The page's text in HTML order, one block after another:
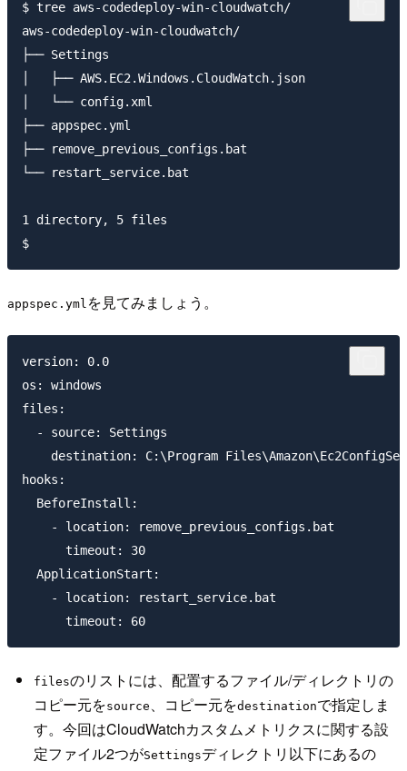
$ tree aws-codedeploy-win-cloudwatch/
aws-codedeploy-win-cloudwatch/
├── Settings
│   ├── AWS.EC2.Windows.CloudWatch.json
│   └── config.xml
├── appspec.yml
├── remove_previous_configs.bat
└── restart_service.bat
1 directory, 5 files
appspec.yml を見てみましょう。
version: 0.0
os: windows
files:
  - source: Settings
destination: C:\Program
hooks:
  BeforeInstall:
    - location: remove_previous_configs.bat
      timeout: 30
  ApplicationStart:
    - location: restart_service.bat
filesのリストには、配置するファイル/ディレクトリの
コピー元をsource 、コピー元をdestinationで指定しま
す。今回はCloudWatchカスタムメトリクスに関する設
定ファイル2つがSettingsディレクトリ以下にあるの